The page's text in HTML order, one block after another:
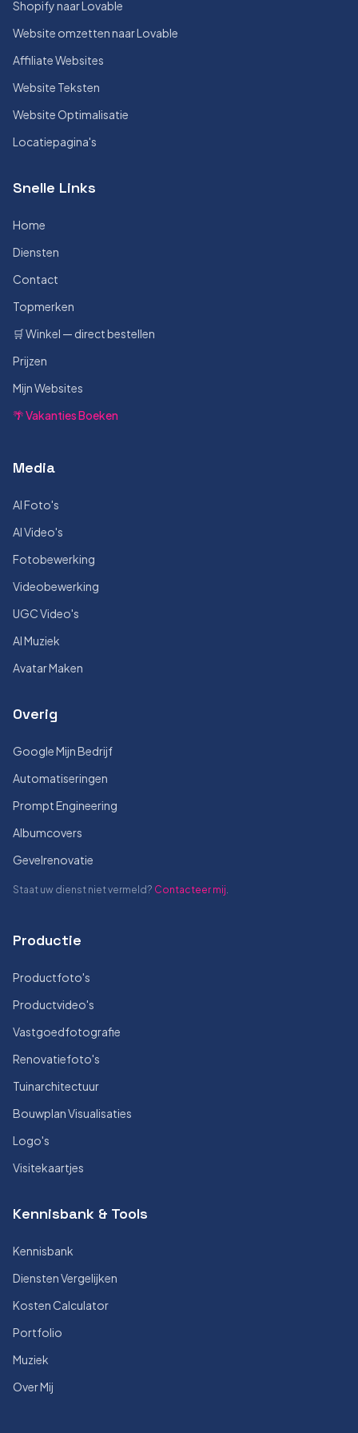
Shopify naar Lovable
Website omzetten naar Lovable
Affiliate Websites
Website Teksten
Website Optimalisatie
Locatiepagina's
Snelle Links
Home
Diensten
Contact
Topmerken
🛒 Winkel — direct bestellen
Prijzen
Mijn Websites
🌴 Vakanties Boeken
Media
AI Foto's
AI Video's
Fotobewerking
Videobewerking
UGC Video's
AI Muziek
Avatar Maken
Overig
Google Mijn Bedrijf
Automatiseringen
Prompt Engineering
Albumcovers
Gevelrenovatie
Staat uw dienst niet vermeld? Contacteer mij.
Productie
Productfoto's
Productvideo's
Vastgoedfotografie
Renovatiefoto's
Tuinarchitectuur
Bouwplan Visualisaties
Logo's
Visitekaartjes
Kennisbank & Tools
Kennisbank
Diensten Vergelijken
Kosten Calculator
Portfolio
Muziek
Over Mij